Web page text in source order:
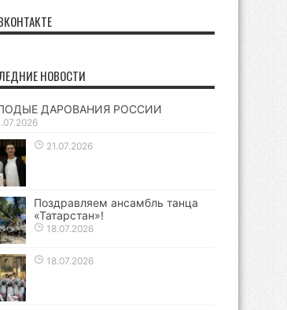
НОВОСТИ
ДАРОВАНИЯ РОССИИ
21.07.2026
Поздравляем ансамбль танца
«Татарстан»!
18.07.2026
18.07.2026